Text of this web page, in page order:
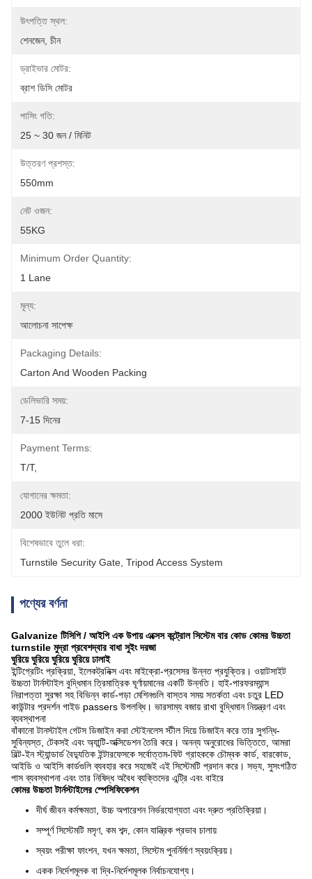
উৎপত্তি স্থল:
শেনজেন, চীন
ড্রাইভার মোটর:
ব্রাশ ডিসি মোটর
পাসিং গতি:
25 ~ 30 জন / মিনিট
উত্তরণ প্রশস্ত:
550mm
নেট ওজন:
55KG
Minimum Order Quantity:
1 Lane
মূল্য:
আলোচনা সাপেক্ষ
Packaging Details:
Carton And Wooden Packing
ডেলিভারি সময়:
7-15 দিনের
Payment Terms:
T/T,
যোগানের ক্ষমতা:
2000 ইউনিট প্রতি মাসে
বিশেষভাবে তুলে ধরা:
Turnstile Security Gate Tripod Access System
পণ্যের বর্ণনা
Galvanize টিসিপি / আইপি এক উপায় এক্সেস কন্ট্রোল সিস্টেম বার কোড কোমর উচ্চতা
turnstile মুদ্রা প্রবেশদ্বার বাধা সুইং দরজা
ঘুরিয়ে ঘুরিয়ে ঘুরিয়ে ঘুরিয়ে ঢালাই
ইন্টিগ্রেটিং প্রক্রিয়া, ইলেকট্রনিক্স এবং মাইক্রো-প্রসেসর উন্নত প্রযুক্তির। ওয়াটসাইট
উচ্চতা টার্নস্টাইল বুদ্ধিমান ত্রিমাত্রিক ঘূর্ণায়মানের একটি উন্নতি। হাই-পারফরম্যান্স
নিরাপত্তা সুরক্ষা সহ বিভিন্ন কার্ড-পড়া মেশিনগুলি বাস্তব সময় সতর্কতা এবং চতুর LED
কাউন্টার প্রদর্শন গাইড passers উপলব্ধি। ভারসাম্য বজায় রাখা বুদ্ধিমান নিয়ন্ত্রণ এবং
ব্যবস্থাপনা
বাঁকানো টানস্টাইল গেটস ডিজাইন করা স্টেইনলেস স্টীল দিয়ে ডিজাইন করে তার সুগন্ধি-
সুবিন্যস্ত, টেকসই এবং অ্যান্টি-অক্সিডেশন তৈরি করে। অনন্য অনুরোধের ভিত্তিতে, আমরা
বিল্ট-ইন স্ট্যান্ডার্ড বৈদ্যুতিক ইন্টারফেসকে সর্বোত্তম-ফিট গ্রাহককে চৌম্বক কার্ড, বারকোড,
আইডি ও আইসি কার্ডগুলি ব্যবহার করে সহজেই এই সিস্টেমটি প্রদান করে। সভ্য, সুসংগঠিত
পাস ব্যবস্থাপনা এবং তার নিষিদ্ধ অবৈধ ব্যক্তিদের এন্ট্রি এবং বাইরে
কোমর উচ্চতা টার্নস্টাইলের স্পেসিফিকেশন
দীর্ঘ জীবন কর্মক্ষমতা, উচ্চ অপারেশন নির্ভরযোগ্যতা এবং দ্রুত প্রতিক্রিয়া।
সম্পূর্ণ সিস্টেমটি মসৃণ, কম শব্দ, কোন যান্ত্রিক প্রভাব চালায়
স্বয়ং পরীক্ষা ফাংশন, যখন ক্ষমতা, সিস্টেম পুনর্নির্মাণ স্বয়ংক্রিয়।
একক নির্দেশমূলক বা দ্বি-নির্দেশমূলক নির্বাচনযোগ্য।